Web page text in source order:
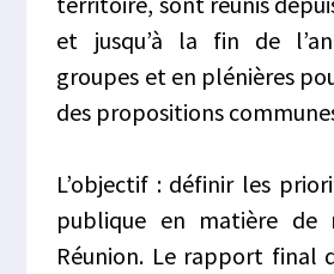
et jusqu’à la fin de
groupes et en plénières
des propositions
L’objectif : définir les
publique en matière de
Réunion. Le rapport final